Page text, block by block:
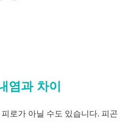
염과 차이
로가 아닐 수도 있습니다. 피곤